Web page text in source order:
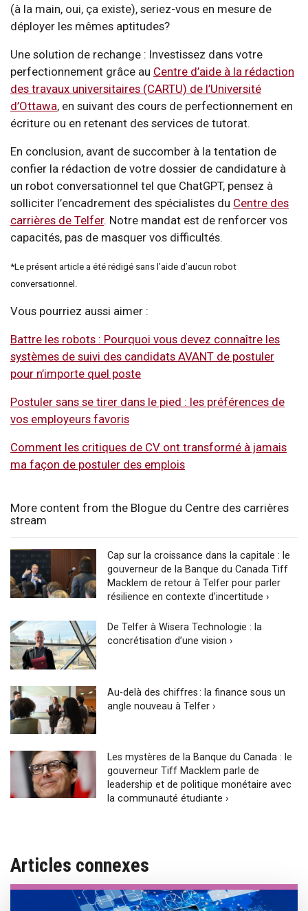
(à la main, oui, ça existe), seriez-vous en mesure de
déployer les mêmes aptitudes?
Une solution de rechange : Investissez dans votre
perfectionnement grâce au Centre d’aide à la rédaction
des travaux universitaires (CARTU) de l’Université
d’Ottawa, en suivant des cours de perfectionnement en
écriture ou en retenant des services de tutorat.
En conclusion, avant de succomber à la tentation de
confier la rédaction de votre dossier de candidature à
un robot conversationnel tel que ChatGPT, pensez à
solliciter l’encadrement des spécialistes du Centre des
carrières de Telfer. Notre mandat est de renforcer vos
capacités, pas de masquer vos difficultés.
*Le présent article a été rédigé sans l’aide d’aucun robot
conversationnel.
Vous pourriez aussi aimer :
Battre les robots : Pourquoi vous devez connaître les
systèmes de suivi des candidats AVANT de postuler
pour n’importe quel poste
Postuler sans se tirer dans le pied : les préférences de
vos employeurs favoris
Comment les critiques de CV ont transformé à jamais
ma façon de postuler des emplois
More content from the Blogue du Centre des carrières
stream
Cap sur la croissance dans la capitale : le
gouverneur de la Banque du Canada Tiff
Macklem de retour à Telfer pour parler
résilience en contexte d’incertitude ›
De Telfer à Wisera Technologie : la
concrétisation d’une vision ›
Au-delà des chiffres : la finance sous un
angle nouveau à Telfer ›
Les mystères de la Banque du Canada : le
gouverneur Tiff Macklem parle de
leadership et de politique monétaire avec
la communauté étudiante ›
Articles connexes